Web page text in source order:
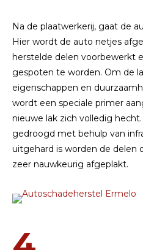
Na de plaatwerkerij, gaat de
Hier wordt de auto netjes
herstelde delen voorbewerkt
gespoten te worden. Om de
eigenschappen en
wordt een speciale primer
nieuwe lak zich volledig
gedroogd met behulp van
uitgehard is worden de delen
zeer nauwkeurig afgeplakt.